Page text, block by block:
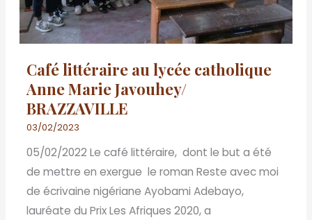
Café littéraire au lycée catholique
Anne Marie Javouhey/
BRAZZAVILLE
03/02/2023
05/02/2022 Le café littéraire, dont le but a été
de mettre en exergue le roman Reste avec moi
de écrivaine nigériane Ayobami Adebayo,
lauréate du Prix Les Afriques 2020, a
BRAZZAVILLE